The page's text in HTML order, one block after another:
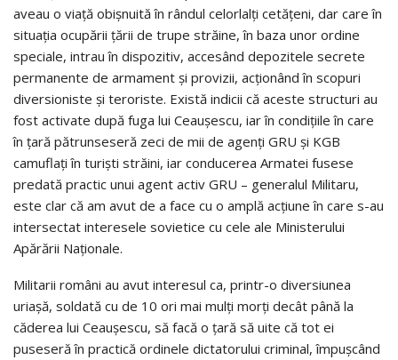
aveau o viaţă obişnuită în rândul celorlalţi cetăţeni, dar care în
situaţia ocupării ţării de trupe străine, în baza unor ordine
speciale, intrau în dispozitiv, accesând depozitele secrete
permanente de armament şi provizii, acţionând în scopuri
diversioniste şi teroriste. Există indicii că aceste structuri au
fost activate după fuga lui Ceauşescu, iar în condiţiile în care
în ţară pătrunseseră zeci de mii de agenţi GRU şi KGB
camuflaţi în turişti străini, iar conducerea Armatei fusese
predată practic unui agent activ GRU – generalul Militaru,
este clar că am avut de a face cu o amplă acţiune în care s-au
intersectat interesele sovietice cu cele ale Ministerului
Apărării Naţionale.
Militarii români au avut interesul ca, printr-o diversiunea
uriaşă, soldată cu de 10 ori mai mulţi morţi decât până la
căderea lui Ceauşescu, să facă o ţară să uite că tot ei
puseseră în practică ordinele dictatorului criminal, împuşcând